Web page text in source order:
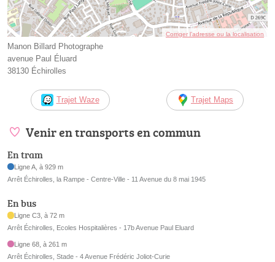
Corriger l’adresse ou la localisation
Manon Billard Photographe
avenue Paul Éluard
38130 Échirolles
Trajet Waze Trajet Maps
Venir en transports en commun
En tram
Ligne A, à 929 m
Arrêt Échirolles, la Rampe - Centre-Ville - 11 Avenue du 8 mai 1945
En bus
Ligne C3, à 72 m
Arrêt Échirolles, Ecoles Hospitalières - 17b Avenue Paul Eluard
Ligne 68, à 261 m
Arrêt Échirolles, Stade - 4 Avenue Frédéric Joliot-Curie